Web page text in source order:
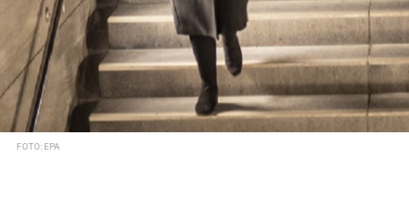
FOTO: EPA